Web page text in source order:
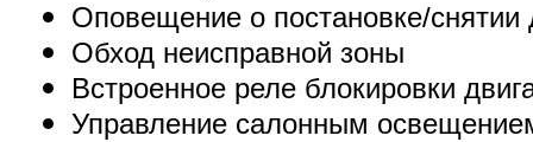
Оповещение о постановке/снятии
Обход неисправной зоны
Встроенное реле блокировки
Управление салонным